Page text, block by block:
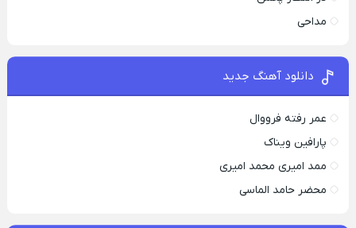
مداحی
دانلود آهنگ جدید
عمر رفته فرووال
پارافين ویناک
ممد امیری محمد امیری
محضر حامد الماسی